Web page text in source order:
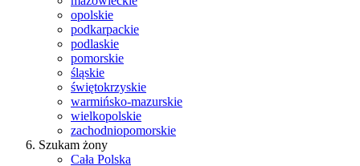
opolskie
podkarpackie
podlaskie
pomorskie
śląskie
świętokrzyskie
warmińsko-mazurskie
wielkopolskie
zachodniopomorskie
Szukam żony
Cała Polska